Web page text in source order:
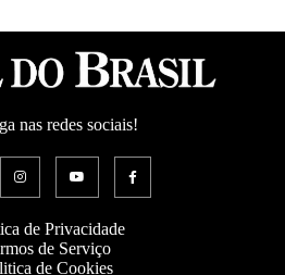
nas redes sociais!
de Privacidade
de Serviço
de Cookies